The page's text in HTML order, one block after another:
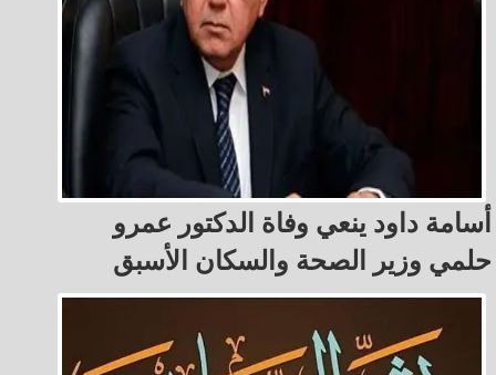
أسامة داود ينعي وفاة الدكتور عمرو
حلمي وزير الصحة والسكان الأسبق